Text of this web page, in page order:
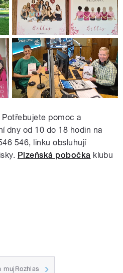
pomoc a
dny od 10 do 18 hodin na
546, linku obsluhují
Plzeňská pobočka klubu